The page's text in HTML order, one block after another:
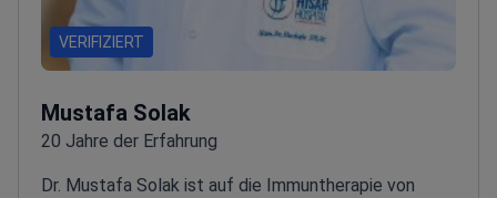
VERIFIZIERT
Mustafa Solak
20 Jahre der Erfahrung
Dr. Mustafa Solak ist auf die Immuntherapie von